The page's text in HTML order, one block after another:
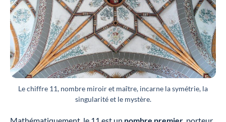
Le chiffre 11, nombre miroir et maître, incarne la symétrie, la
singularité et le mystère.
Mathématiquement, le 11 est un nombre premier , porteur